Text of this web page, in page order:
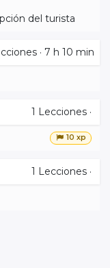
del turista
· 7 h 10 min
1 Lecciones ·
10 xp
1 Lecciones ·